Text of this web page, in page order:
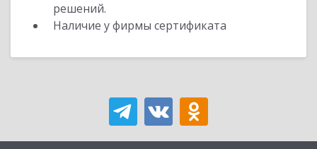
решений.
Наличие у фирмы сертификата